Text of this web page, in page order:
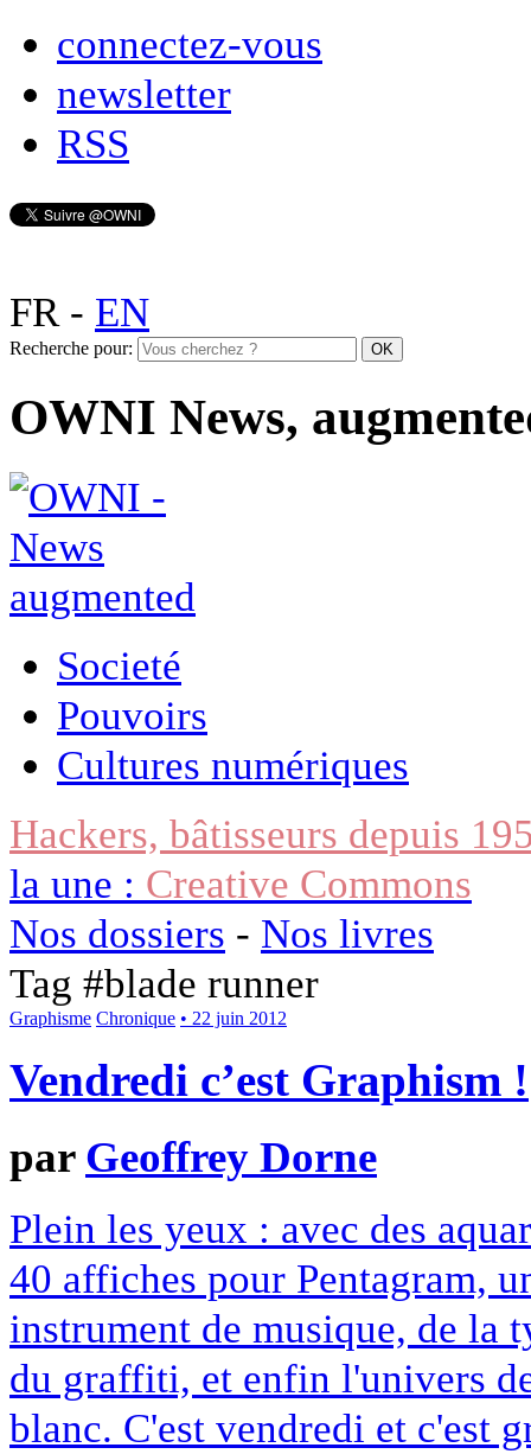
connectez-vous
newsletter
RSS
FR- EN
Recherche pour:
OWNI News,
Societé
Pouvoirs
Cultures numériques
Hackers, bâtisseurs depuis
la une : Creative Commons
Nos dossiers - Nos livres
Tag #blade runner
Graphisme Chronique • 22 juin 2012
Vendredi c’est Graphism !
par Geoffrey Dorne
Plein les yeux : avec des
40 affiches pour Pentagram,
instrument de musique, de la
du graffiti, et enfin l'univers
blanc. C'est vendredi et c'est